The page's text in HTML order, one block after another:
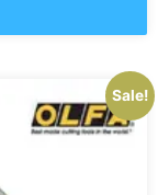
Sale!